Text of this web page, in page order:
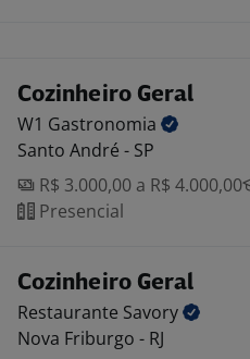
Cozinheiro Geral
W1 Gastronomia
Santo André - SP
R$ 3.000,00 a R$ 4.000,00
Presencial
Cozinheiro Geral
Restaurante Savory
Nova Friburgo - RJ